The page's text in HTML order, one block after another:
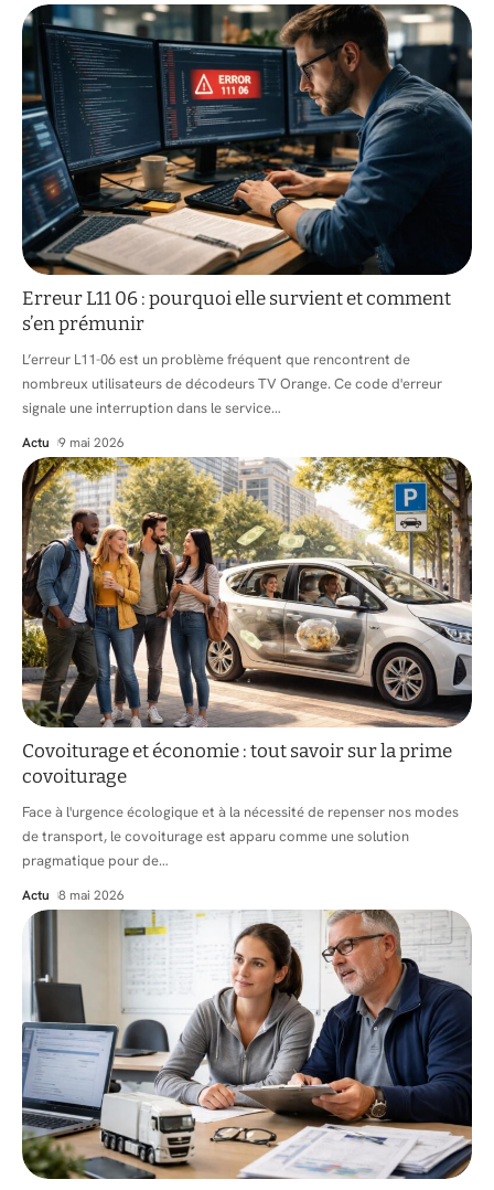
Erreur L11 06 : pourquoi elle survient et comment
s’en prémunir
L’erreur L11-06 est un problème fréquent que rencontrent de
nombreux utilisateurs de décodeurs TV Orange. Ce code d'erreur
signale une interruption dans le service…
Actu 9 mai 2026
Covoiturage et économie : tout savoir sur la prime
covoiturage
Face à l'urgence écologique et à la nécessité de repenser nos modes
de transport, le covoiturage est apparu comme une solution
pragmatique pour de…
Actu 8 mai 2026